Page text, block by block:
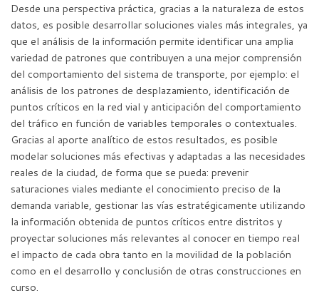
Desde una perspectiva práctica, gracias a la naturaleza de estos
datos, es posible desarrollar soluciones viales más integrales, ya
que el análisis de la información permite identificar una amplia
variedad de patrones que contribuyen a una mejor comprensión
del comportamiento del sistema de transporte, por ejemplo: el
análisis de los patrones de desplazamiento, identificación de
puntos críticos en la red vial y anticipación del comportamiento
del tráfico en función de variables temporales o contextuales.
Gracias al aporte analítico de estos resultados, es posible
modelar soluciones más efectivas y adaptadas a las necesidades
reales de la ciudad, de forma que se pueda: prevenir
saturaciones viales mediante el conocimiento preciso de la
demanda variable, gestionar las vías estratégicamente utilizando
la información obtenida de puntos críticos entre distritos y
proyectar soluciones más relevantes al conocer en tiempo real
el impacto de cada obra tanto en la movilidad de la población
como en el desarrollo y conclusión de otras construcciones en
curso.